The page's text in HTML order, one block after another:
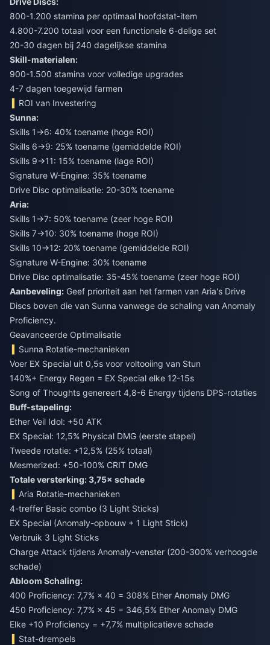
800-1.200 stamina per optimaal hoofdstat-item
4.800-7.200 totaal voor een functionele 6-delige set
20-30 dagen bij 240 dagelijkse stamina
Skill-materialen:
900-1.500 stamina voor volledige upgrades
4-7 dagen toegewijd farmen
ROI van Investering
Sunna:
Skills 1→6: 40% toename (hoge ROI)
Skills 6→9: 25% toename (gemiddelde ROI)
Skills 9→11: 15% toename (lage ROI)
Signature W-Engine: 35% toename
Drive Disc optimalisatie: 20-30% toename
Aria:
Skills 1→7: 50% toename (zeer hoge ROI)
Skills 7→10: 30% toename (hoge ROI)
Skills 10→12: 20% toename (gemiddelde ROI)
Signature W-Engine: 30% toename
Drive Disc optimalisatie: 35-45% toename (zeer hoge ROI)
Aanbeveling: Geef prioriteit aan het farmen van Aria's Drive
Discs boven die van Sunna vanwege de schaling van Anomaly
Proficiency.
Geavanceerde Optimalisatie
Sunna Rotatie-mechanieken
Voer EX Special uit 0,5s voor voltooiing van Stun
140%+ Energy Regen = EX Special elke 12-15s
Song of Thoughts genereert 4,8-6 Energy tijdens DPS-rotaties
Buff-stapeling:
Ether Veil Idol: +50 ATK
EX Special: 12,5% Physical DMG (eerste stapel)
Tweede rotatie: +12,5% (25% totaal)
Mesmerized: +50-100% CRIT DMG
Totale versterking: 3,75× schade
Aria Rotatie-mechanieken
4-treffer Basic combo (3 Light Sticks)
EX Special (Anomaly-opbouw + 1 Light Stick)
Verbruik 3 Light Sticks
Charge Attack tijdens Anomaly-venster (200-300% verhoogde
schade)
Abloom Schaling:
400 Proficiency: 7,7% × 40 = 308% Ether Anomaly DMG
450 Proficiency: 7,7% × 45 = 346,5% Ether Anomaly DMG
Elke +10 Proficiency = +7,7% multiplicatieve schade
Stat-drempels